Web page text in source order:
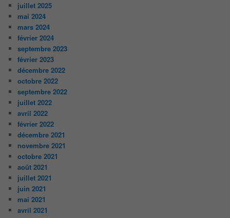
juillet 2025
mai 2024
mars 2024
février 2024
septembre 2023
février 2023
décembre 2022
octobre 2022
septembre 2022
juillet 2022
avril 2022
février 2022
décembre 2021
novembre 2021
octobre 2021
août 2021
juillet 2021
juin 2021
mai 2021
avril 2021